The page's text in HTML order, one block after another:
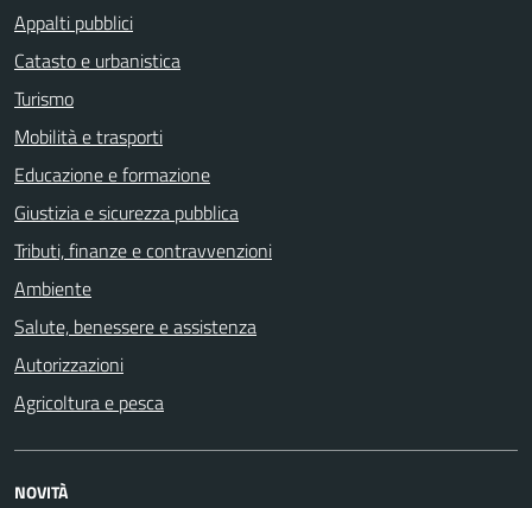
Appalti pubblici
Catasto e urbanistica
Turismo
Mobilità e trasporti
Educazione e formazione
Giustizia e sicurezza pubblica
Tributi, finanze e contravvenzioni
Ambiente
Salute, benessere e assistenza
Autorizzazioni
Agricoltura e pesca
NOVITÀ